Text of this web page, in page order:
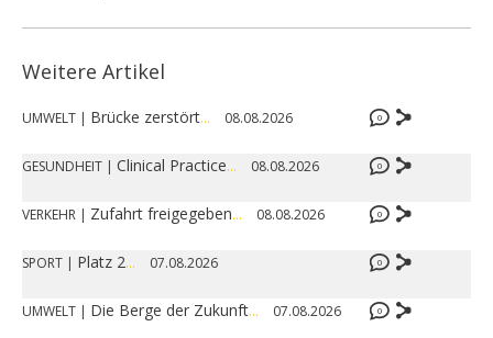
Weitere Artikel
UMWELT | Brücke zerstört... 08.08.2026 0
GESUNDHEIT | Clinical Practice... 08.08.2026 0
VERKEHR | Zufahrt freigegeben... 08.08.2026 0
SPORT | Platz 2... 07.08.2026 0
UMWELT | Die Berge der Zukunft... 07.08.2026 0